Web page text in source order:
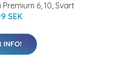
6, 10, Svart
SEK
INFO!